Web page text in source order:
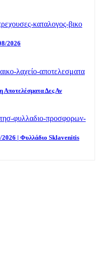
2026
Δες Αν
| Φυλλάδιο Sklavenitis